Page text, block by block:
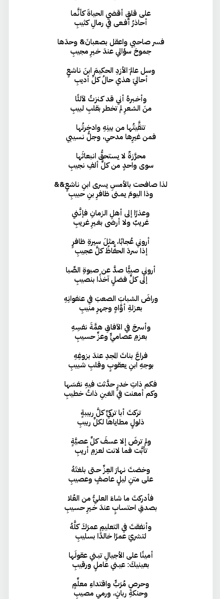
على قلقٍ أقضي الحياةَ كأنَّما
أحاذرُ أفـعى في رمالِ كثيبِ
فسر صاحبي واعقل بصعبانَ& وحدَها
جموحَ سؤالي عندَ خـيرِ مجيبِ
وسل عالمَ الأزدِ الحكيمَ ابنَ ناشعٍ
أحاليَ هذي حالُ كلِّ أديبِ
وأخـبرهُ أني قد كـنزتُ لآلئًا
منَ الشعرِ لم تخطر بقلبِ لبيبِ
تنقَّيتُها من بينِهِ وادخرتُها
فمن غيرِها مدحي، وجلُّ نسيبي
محرَّزةٌ لا يستحقُّ انبعاثَها
سوى واحدٍ من كلِّ ألفِ نجيبِ
لذا صافحت بالأمسِ يسرى ابنِ ناشعٍ&&
وذا اليومَ يمـنى ظافرِ بنِ حبيبِ
وعذرًا إلى أهلِ الزمانِ فإنَّني
غريبٌ ولا أرضى بغـيرِ غريبِ
أروني عُجابًا، مثلَ سيرةِ ظافرٍ
إذا سردَ الحفَّاظُ كلَّ عجيبِ
أروني صبيًّا صدَّ عن صبوةِ الصِّبا
إلى كلِّ فضلٍ آخذًا بنصيبِ
وراضَ الشبابَ الصعبَ في عنفوانِهِ
بعزلةِ أوَّاهٍ وجهرِ منيبِ
وأسرجَ في الآفاقِ همَّةَ نفسِهِ
بعزمِ عصاميٍّ وعزِّ حسيبِ
فراعَ بناتَ المجدِ عندَ بزوغِهِ
بوجهِ ابنِ يعقوبٍ وقلبِ شبيبِ
فكم ذاتِ خدرٍ حدَّثت فيهِ نفسَها
وكم أمعنت في الغبنِ ذاتُ خطيبِ
تركتَ أبا تركيِّ كلَّ ربيبةٍ
ذلولٍ مطاياها لكلِّ ربيبِ
ولم ترضَ إلا عسفَ كلِّ عصيَّةٍ
تأبَّت فما لانت لعزمِ أريبِ
وخضتَ نهارَ العِزِّ حـتى بلغتَهُ
على متنِ ليلٍ عاصفٍ وعصيبِ
فأدركتَ ما شاءَ العليُّ من العُلا
بصدقِ احتسابٍ عندَ خـيرِ حسيبِ
وأنفقتَ في التعليمِ عمرَكَ كلَّهُ
لتشريَ عمرًا خالدًا بسليبِ
أمينًا على الأجيالِ تبـني عقولَها
بعينيكَ: عيـني عاملٍ ورقيبِ
وحرصِ مُرَبٍّ واقتداءِ معلِّمٍ
وحنكةِ ربانٍ، ورميِ مصيبِ